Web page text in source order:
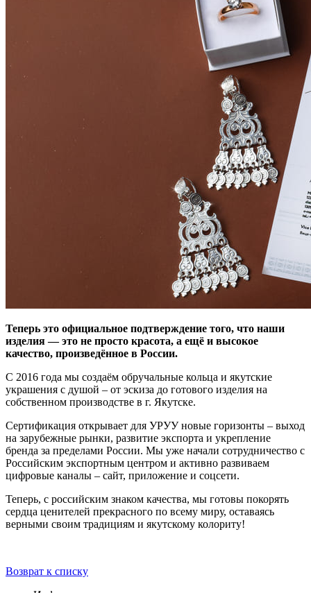
Теперь это официальное подтверждение того, что наши
изделия — это не просто красота, а ещё и высокое
качество, произведённое в России.
С 2016 года мы создаём обручальные кольца и якутские
украшения с душой – от эскиза до готового изделия на
собственном производстве в г. Якутске.
Сертификация открывает для УРУУ новые горизонты – выход
на зарубежные рынки, развитие экспорта и укрепление
бренда за пределами России. Мы уже начали сотрудничество с
Российским экспортным центром и активно развиваем
цифровые каналы – сайт, приложение и соцсети.
Теперь, с российским знаком качества, мы готовы покорять
сердца ценителей прекрасного по всему миру, оставаясь
верными своим традициям и якутскому колориту!
Возврат к списку